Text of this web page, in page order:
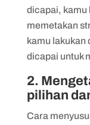
dicapai, kamu
memetakan
kamu lakukan
dicapai untuk
2.
pilihan
Cara